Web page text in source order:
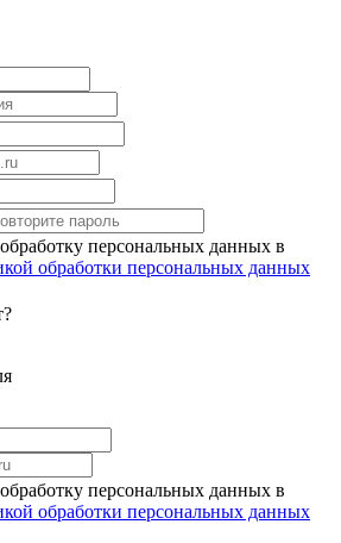
персональных данных в
обработки персональных данных
персональных данных в
обработки персональных данных